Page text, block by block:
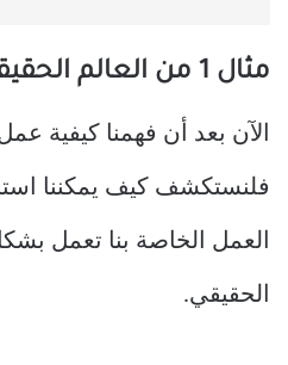
مثال 1 من العالم الحقيقي
فلنستكشف كيف يمكننا
العمل الخاصة بنا تعمل
الحقيقي.